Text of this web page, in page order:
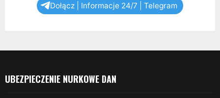
Dołącz | Informacje 24/7 | Telegram
UBEZPIECZENIE NURKOWE DAN